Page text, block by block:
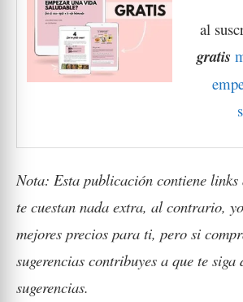
al
gratis
Nota: Esta publicación contiene
te cuestan nada extra, al contrario,
mejores precios para ti, pero si
sugerencias contribuyes a que te siga
sugerencias.